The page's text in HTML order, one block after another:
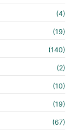
(4)
(19)
(140)
(2)
(10)
(19)
(67)